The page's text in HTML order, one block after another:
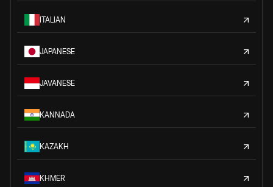
ITALIAN
JAPANESE
JAVANESE
KANNADA
KAZAKH
KHMER